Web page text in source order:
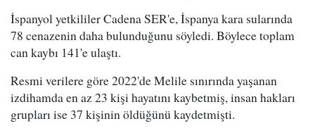
İspanyol yetkililer Cadena SER'e, İspanya kara sularında
78 cenazenin daha bulunduğunu söyledi. Böylece toplam
can kaybı 141'e ulaştı.
Resmi verilere göre 2022'de Melile sınırında yaşanan
izdihamda en az 23 kişi hayatını kaybetmiş, insan hakları
grupları ise 37 kişinin öldüğünü kaydetmişti.